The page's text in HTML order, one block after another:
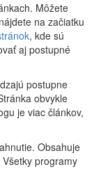
Môžete
na začiatku
, kde sú
aj postupné
postupne
obvykle
je viac článkov,
Obsahuje
programy